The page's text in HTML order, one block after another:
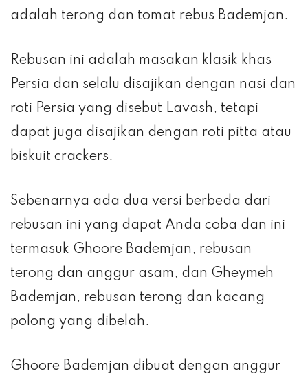
adalah terong dan tomat rebus Bademjan.
Rebusan ini adalah masakan klasik khas
Persia dan selalu disajikan dengan nasi dan
roti Persia yang disebut Lavash, tetapi
dapat juga disajikan dengan roti pitta atau
biskuit crackers.
Sebenarnya ada dua versi berbeda dari
rebusan ini yang dapat Anda coba dan ini
termasuk Ghoore Bademjan, rebusan
terong dan anggur asam, dan Gheymeh
Bademjan, rebusan terong dan kacang
polong yang dibelah.
Ghoore Bademjan dibuat dengan anggur